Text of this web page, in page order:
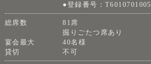
●登録番号：
総席数
81席
掘りごたつ席あり
宴会最大
40名様
貸切
不可